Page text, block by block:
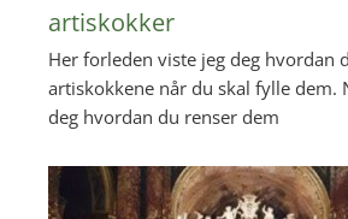
artiskokker
Her forleden viste jeg deg hvordan
artiskokkene når du skal fylle dem.
deg hvordan du renser dem